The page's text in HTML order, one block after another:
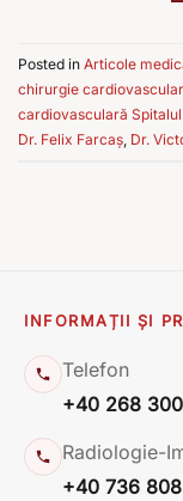
Posted in Articole
chirurgie
cardiovasculară
Dr. Felix Farcaș, Dr.
INFORMAȚII ȘI
Telefon
+40 268
Radiologie-
+40 736